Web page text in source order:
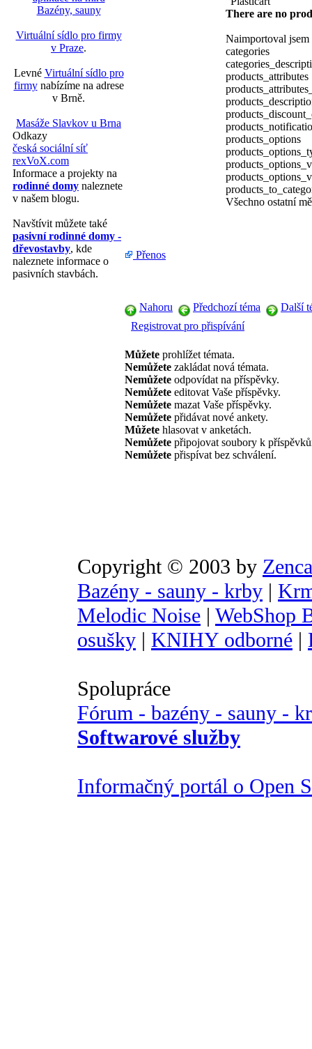
Bazény, sauny
Virtuální sídlo pro firmy
v Praze.
Levné Virtuální sídlo pro
firmynabízíme na adrese
v Brně.
Masáže Slavkov u Brna
Odkazy
česká sociální síť
rexVoX.com
Informace a projekty na
rodinné domy naleznete
v našem blogu.
Navštívit můžete také
pasivní rodinné domy -
dřevostavby, kde
naleznete informace o
pasivních stavbách.
There are no
Naimportoval
categories
products_attributes
products_options
Všechno ostatní
Přenos
Nahoru Předchozí téma
Další
Registrovat pro přispívání
Můžete prohlížet témata.
Nemůžete zakládat nová témata.
Nemůžete odpovídat na příspěvky.
Nemůžete editovat Vaše příspěvky.
Nemůžete mazat Vaše příspěvky.
Nemůžete přidávat nové ankety.
Můžete hlasovat v anketách.
Nemůžete připojovat soubory k
Nemůžete přispívat bez schválení.
Copyright © 2003 by
Bazény - sauny - krby |
Melodic Noise | WebShop
osušky | KNIHY odborné |
Spolupráce
Fórum - bazény - sauny -
Softwarové služby
Informačný portál o Open